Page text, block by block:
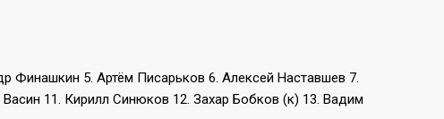
Финашкин 5. Артём Писарьков 6. Алексей Наставшев 7.
11. Кирилл Синюков 12. Захар Бобков (к) 13. Вадим